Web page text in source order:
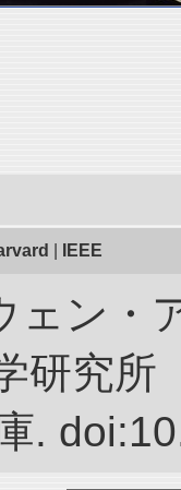
IEEE
ェン・
研究
.